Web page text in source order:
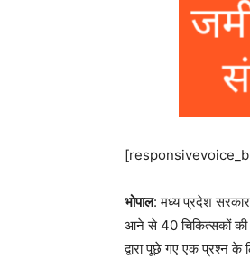
भोपाल: मध्य प्रदेश सरकार
आने से 40 चिकित्सकों की
द्वारा पूछे गए एक प्रश्न के